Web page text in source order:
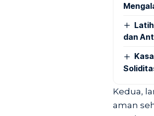
dan
Kedua,
aman